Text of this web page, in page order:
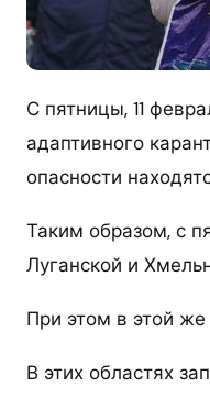
С пятницы, 11
адаптивного
опасности
Таким образом, с
Луганской и
При этом в этой
В этих областях